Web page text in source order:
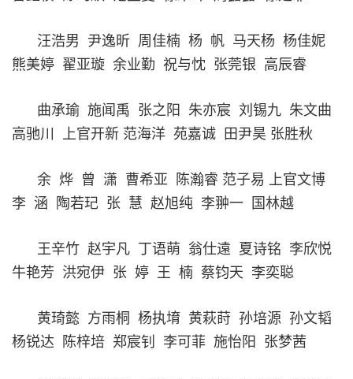
汪浩男 尹逸昕 周佳楠 杨 帆 马天杨 杨佳妮
熊美婷 翟亚璇 余业勤 祝与忱 张莞银 高辰睿
曲承瑜 施闻禹 张之阳 朱亦宸 刘锡九 朱文曲
高驰川 上官开新 范海洋 苑嘉诚 田尹昊 张胜秋
余 烨 曾 潇 曹希亚 陈瀚睿 范子易 上官文博
李 涵 陶若玘 张 慧 赵旭纯 李翀一 国林越
王辛竹 赵宇凡 丁语萌 翁仕遠 夏诗铭 李欣悦
牛艳芳 洪宛伊 张 婷 王 楠 蔡钧天 李奕聪
黄琦懿 方雨桐 杨执堉 黄萩莳 孙培源 孙文韬
杨锐达 陈梓培 郑宸钊 李可菲 施怡阳 张梦茜